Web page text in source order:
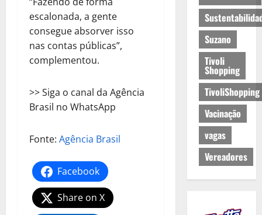
escalonada, a gente
consegue absorver isso
nas contas públicas”,
complementou.
>> Siga o canal da Agência
Brasil no WhatsApp
Fonte: Agência Brasil
Facebook
Share on X
Suzano
Tivoli
Shopping
TivoliShopping
Vacinação
vagas
Vereadores